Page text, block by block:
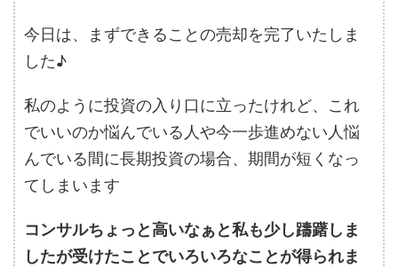
今日は、まずできることの売却を完了いたしま
した♪
私のように投資の入り口に立ったけれど、これ
でいいのか悩んでいる人や今一歩進めない人悩
んでいる間に長期投資の場合、期間が短くなっ
てしまいます
コンサルちょっと高いなぁと私も少し躊躇しま
したが受けたことでいろいろなことが得られま